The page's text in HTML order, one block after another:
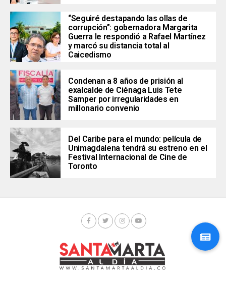
“Seguiré destapando las ollas de
corrupción”: gobernadora Margarita
Guerra le respondió a Rafael Martínez
y marcó su distancia total al
Caicedismo
Condenan a 8 años de prisión al
exalcalde de Ciénaga Luis Tete
Samper por irregularidades en
millonario convenio
Del Caribe para el mundo: película de
Unimagdalena tendrá su estreno en el
Festival Internacional de Cine de
Toronto